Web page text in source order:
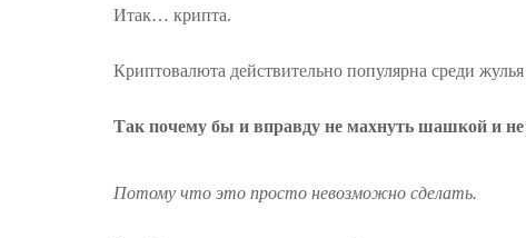
Итак… крипта.
Криптовалюта действительно популярна среди
Так почему бы и вправду не махнуть шашкой и не
Потому что это просто невозможно сделать.